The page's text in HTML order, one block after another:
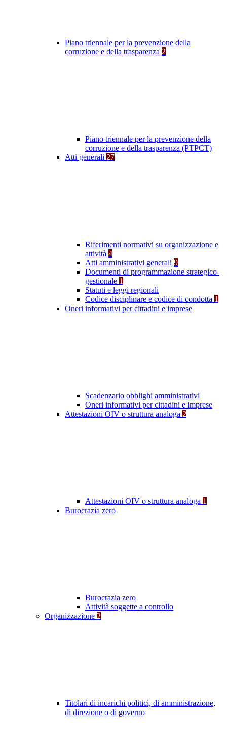
Piano triennale per la prevenzione della
corruzione e della trasparenza 2
Piano triennale per la prevenzione della
corruzione e della trasparenza (PTPCT)
Atti generali 27
Riferimenti normativi su organizzazione e
attività 4
Atti amministrativi generali 9
Documenti di programmazione strategico-
gestionale 1
Statuti e leggi regionali
Codice disciplinare e codice di condotta 1
Oneri informativi per cittadini e imprese
Scadenzario obblighi amministrativi
Oneri informativi per cittadini e imprese
Attestazioni OIV o struttura analoga 2
Attestazioni OIV o struttura analoga 1
Burocrazia zero
Burocrazia zero
Attività soggette a controllo
Organizzazione 2
Titolari di incarichi politici, di amministrazione,
di direzione o di governo